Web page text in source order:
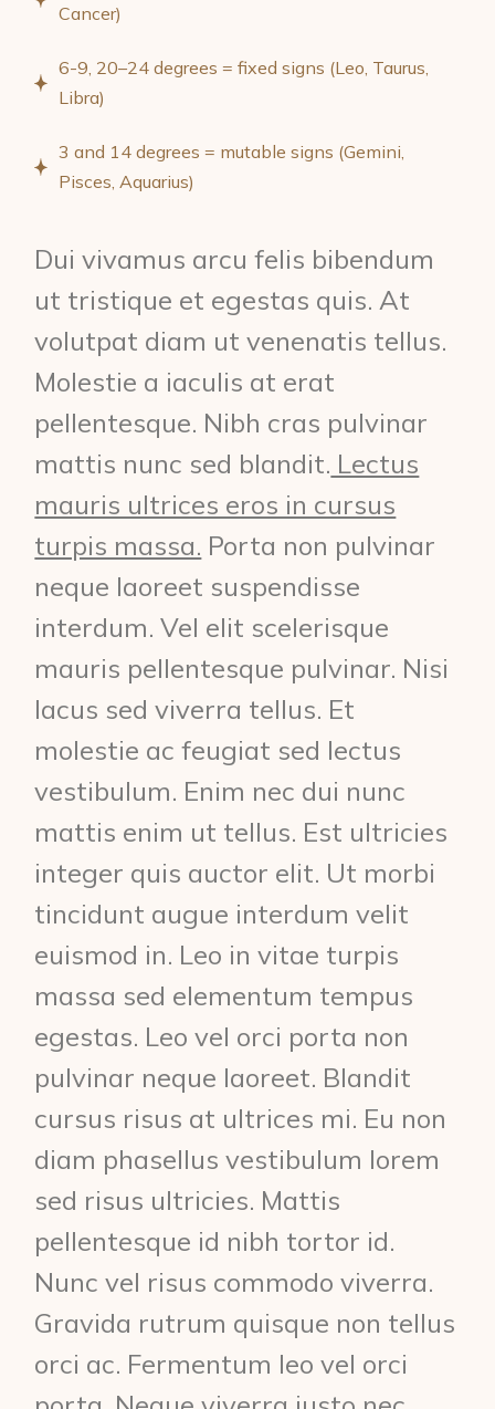
Cancer)
6-9, 20–24 degrees = fixed signs (Leo, Taurus,
Libra)
3 and 14 degrees = mutable signs (Gemini,
Pisces, Aquarius)
Dui vivamus arcu felis bibendum
ut tristique et egestas quis. At
volutpat diam ut venenatis tellus.
Molestie a iaculis at erat
pellentesque. Nibh cras pulvinar
mattis nunc sed blandit. Lectus
mauris ultrices eros in cursus
turpis massa. Porta non pulvinar
neque laoreet suspendisse
interdum. Vel elit scelerisque
mauris pellentesque pulvinar. Nisi
lacus sed viverra tellus. Et
molestie ac feugiat sed lectus
vestibulum. Enim nec dui nunc
mattis enim ut tellus. Est ultricies
integer quis auctor elit. Ut morbi
tincidunt augue interdum velit
euismod in. Leo in vitae turpis
massa sed elementum tempus
egestas. Leo vel orci porta non
pulvinar neque laoreet. Blandit
cursus risus at ultrices mi. Eu non
diam phasellus vestibulum lorem
sed risus ultricies. Mattis
pellentesque id nibh tortor id.
Nunc vel risus commodo viverra.
Gravida rutrum quisque non tellus
orci ac. Fermentum leo vel orci